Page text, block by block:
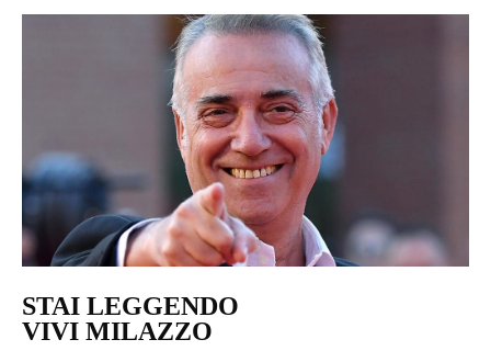
STAI LEGGENDO
VIVI MILAZZO